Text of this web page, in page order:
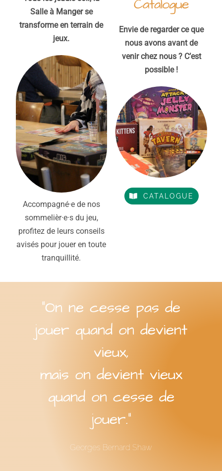
Salle à Manger se
transforme en terrain de
jeux.
Accompagné·e de nos
sommelièr·e·s du jeu,
profitez de leurs conseils
avisés pour jouer en toute
tranquillité.
Catalogue
Envie de regarder ce que
nous avons avant de
venir chez nous ? C’est
possible !
CATALOGUE
“On ne cesse pas de
jouer quand on devient
vieux,
mais on devient vieux
quand on cesse de
jouer.”
Georges Bernard Shaw